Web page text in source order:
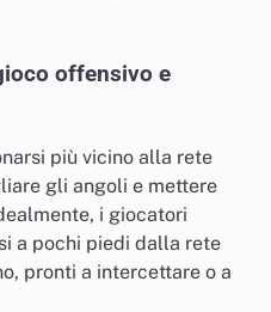
offensivo e
più vicino alla rete
gli angoli e mettere
i giocatori
a pochi piedi dalla rete
pronti a intercettare o a